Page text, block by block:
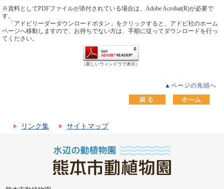
※資料としてPDFファイルが添付されている場合は、Adobe Acrobat(R)が必要で
す。
「アドビリーダーダウンロードボタン」をクリックすると、アドビ社のホーム
ページへ移動しますので、お持ちでない方は、手順に従ってダウンロードを行っ
てください。
（新しいウィンドウで表示）
▲ページの先頭へ
リンク集 サイトマップ